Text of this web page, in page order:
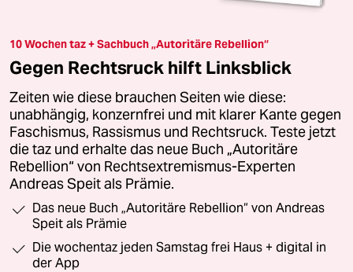
10 Wochen taz + Sachbuch „Autoritäre Rebellion“
Gegen Rechtsruck hilft Linksblick
Zeiten wie diese brauchen Seiten wie diese:
unabhängig, konzernfrei und mit klarer Kante gegen
Faschismus, Rassismus und Rechtsruck. Teste jetzt
die taz und erhalte das neue Buch „Autoritäre
Rebellion“ von Rechtsextremismus-Experten
Andreas Speit als Prämie.
Das neue Buch „Autoritäre Rebellion“ von Andreas
Speit als Prämie
Die wochentaz jeden Samstag frei Haus + digital in
der App